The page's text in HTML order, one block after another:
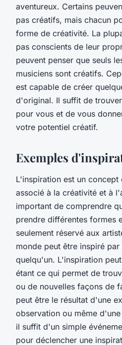
aventureux. Certains
pas créatifs, mais chacun
forme de créativité. La
pas conscients de leur
peuvent penser que seuls
musiciens sont créatifs.
est capable de créer
d'original. Il suffit de
pour vous et de vous
votre potentiel créatif.
Exemples
L'inspiration est un concept
associé à la créativité et à
important de comprendre
prendre différentes formes
seulement réservé aux
monde peut être inspiré
quelqu'un. L'inspiration
étant ce qui permet de
ou de nouvelles façons de
peut être le résultat d'une
observation ou même
il suffit d'un simple
pour déclencher une